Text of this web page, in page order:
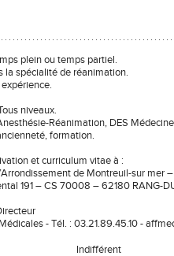
plein ou temps partiel.
la spécialité de réanimation.
niveaux.
Réanimation, DES
formation.
et curriculum vitae à :
de Montreuil-sur mer
191 – CS 70008 – 62180 RANG-
- Tél. : 03.21.89.45.10 -
Indifférent